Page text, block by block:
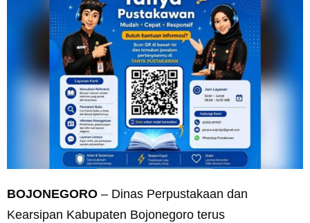
BOJONEGORO – Dinas Perpustakaan dan
Kearsipan Kabupaten Bojonegoro terus